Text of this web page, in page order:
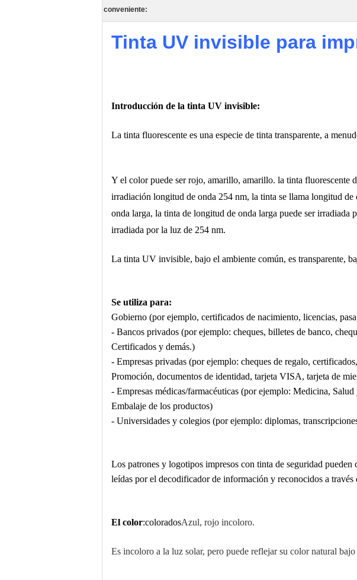
conveniente:
Tinta UV invisible para
Introducción de la tinta UV invisible:
La tinta fluorescente es una especie de tinta transparente, a
Y el color puede ser rojo, amarillo, amarillo. la tinta fluorescente
irradiación longitud de onda 254 nm, la tinta se llama longitud
onda larga, la tinta de longitud de onda larga puede ser
irradiada por la luz de 254 nm.
La tinta UV invisible, bajo el ambiente común, es transparente,
Se utiliza para:
Gobierno (por ejemplo, certificados de nacimiento, licencias,
- Bancos privados (por ejemplo: cheques, billetes de banco,
Certificados y demás.)
- Empresas privadas (por ejemplo: cheques de regalo,
Promoción, documentos de identidad, tarjeta VISA, tarjeta de
- Empresas médicas/farmacéuticas (por ejemplo: Medicina,
Embalaje de los productos)
- Universidades y colegios (por ejemplo: diplomas,
Los patrones y logotipos impresos con tinta de seguridad
leídas por el decodificador de información y reconocidos a
El color:coloradosAzul, rojo incoloro.
Es incoloro a la luz solar, pero puede reflejar su color natural